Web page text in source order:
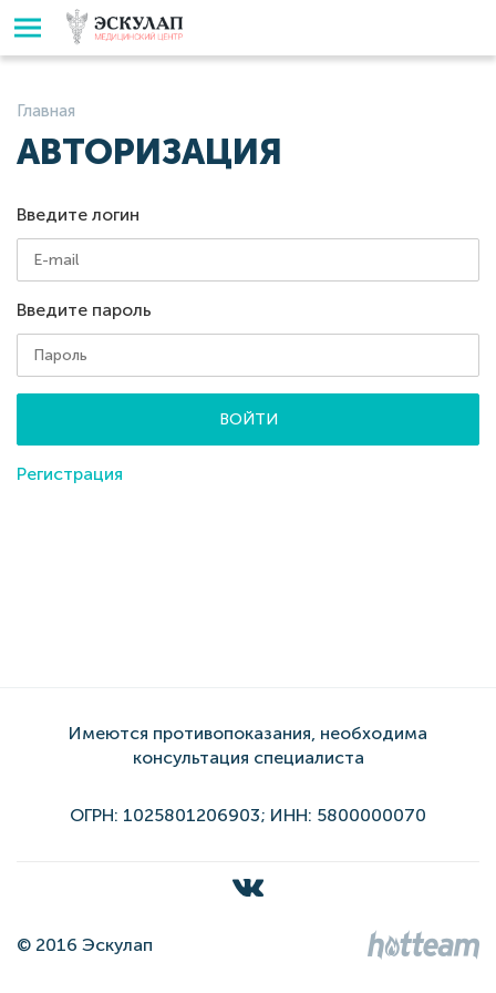
Главная
АВТОРИЗАЦИЯ
Введите логин
Введите пароль
ВОЙТИ
Регистрация
Имеются противопоказания, необходима
консультация специалиста
ОГРН: 1025801206903; ИНН: 5800000070
© 2016 Эскулап